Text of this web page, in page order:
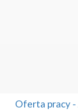
Oferta pracy